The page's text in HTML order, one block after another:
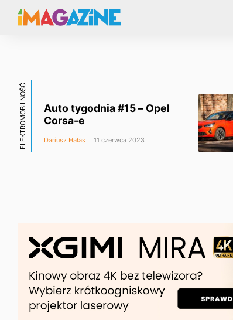
ELEKTROMOBILNOŚĆ
Auto tygodnia #15 – Opel
Corsa-e
Dariusz Hałas 11 czerwca 2023